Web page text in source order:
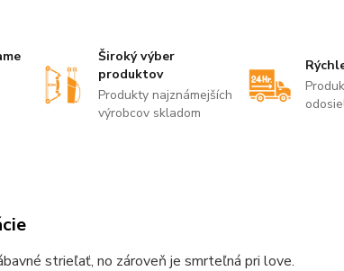
Široký výber
produktov
Produkty najznámejších
výrobcov skladom
strieľať, no zároveň je smrteľná pri love.